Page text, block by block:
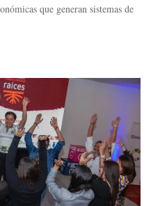
que generan sistemas de